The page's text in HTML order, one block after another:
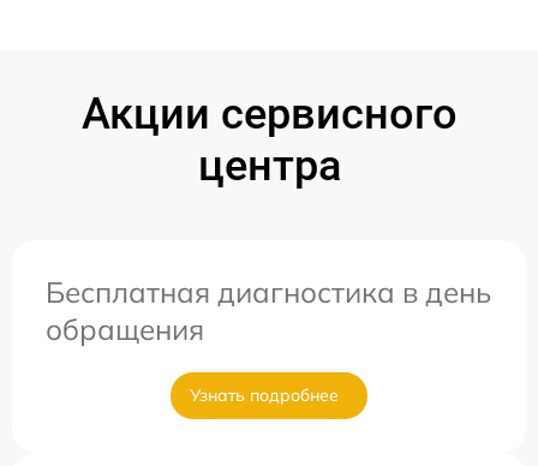
Акции сервисного
центра
Бесплатная диагностика в день
обращения
Узнать подробнее